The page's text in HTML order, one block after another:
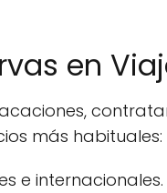
en
más habituales:
e internacionales.